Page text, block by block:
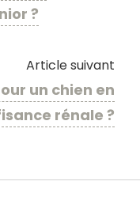
?
Article suivant
un chien en
rénale ?